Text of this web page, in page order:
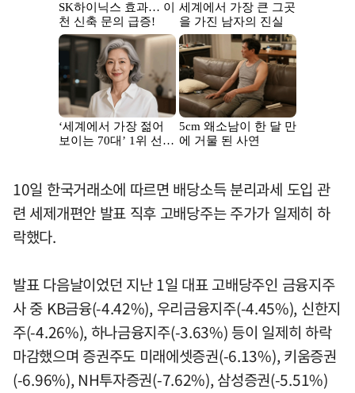
10일 한국거래소에 따르면 배당소득 분리과세 도입 관
련 세제개편안 발표 직후 고배당주는 주가가 일제히 하
락했다.
발표 다음날이었던 지난 1일 대표 고배당주인 금융지주
사 중 KB금융(-4.42%), 우리금융지주(-4.45%), 신한지
주(-4.26%), 하나금융지주(-3.63%) 등이 일제히 하락
마감했으며 증권주도 미래에셋증권(-6.13%), 키움증권
(-6.96%), NH투자증권(-7.62%), 삼성증권(-5.51%)